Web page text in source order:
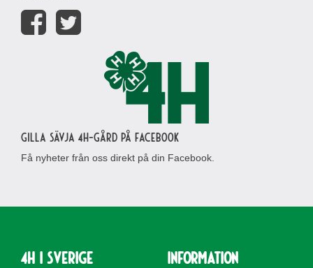
Gilla Sävja 4H-gård på Facebook
Få nyheter från oss direkt på din Facebook.
4H i Sverige Information